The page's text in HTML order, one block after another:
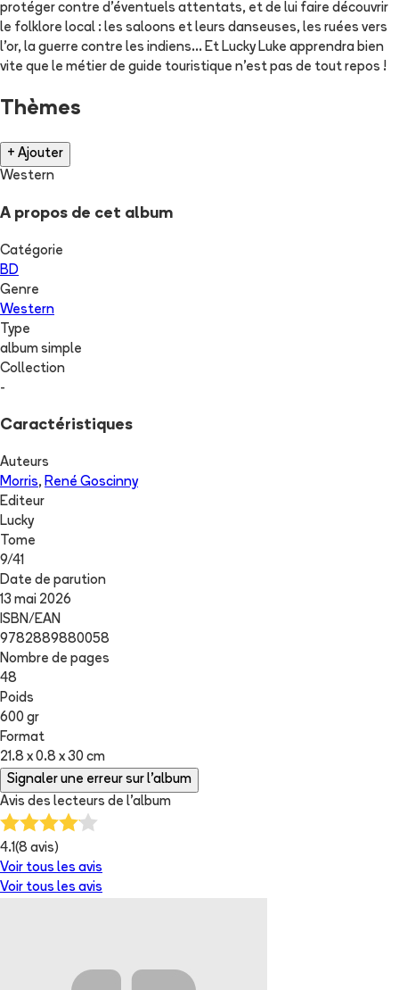
protéger contre d'éventuels attentats, et de lui faire découvrir
le folklore local : les saloons et leurs danseuses, les ruées vers
l'or, la guerre contre les indiens... Et Lucky Luke apprendra bien
vite que le métier de guide touristique n'est pas de tout repos !
Thèmes
+ Ajouter
Western
A propos de cet album
Catégorie
BD
Genre
Western
Type
album simple
Collection
-
Caractéristiques
Auteurs
Morris, René Goscinny
Editeur
Lucky
Tome
9/41
Date de parution
13 mai 2026
ISBN/EAN
9782889880058
Nombre de pages
48
Poids
600 gr
Format
21.8 x 0.8 x 30 cm
Signaler une erreur sur l'album
Avis des lecteurs de l'album
4.1(8 avis)
Voir tous les avis
Voir tous les avis